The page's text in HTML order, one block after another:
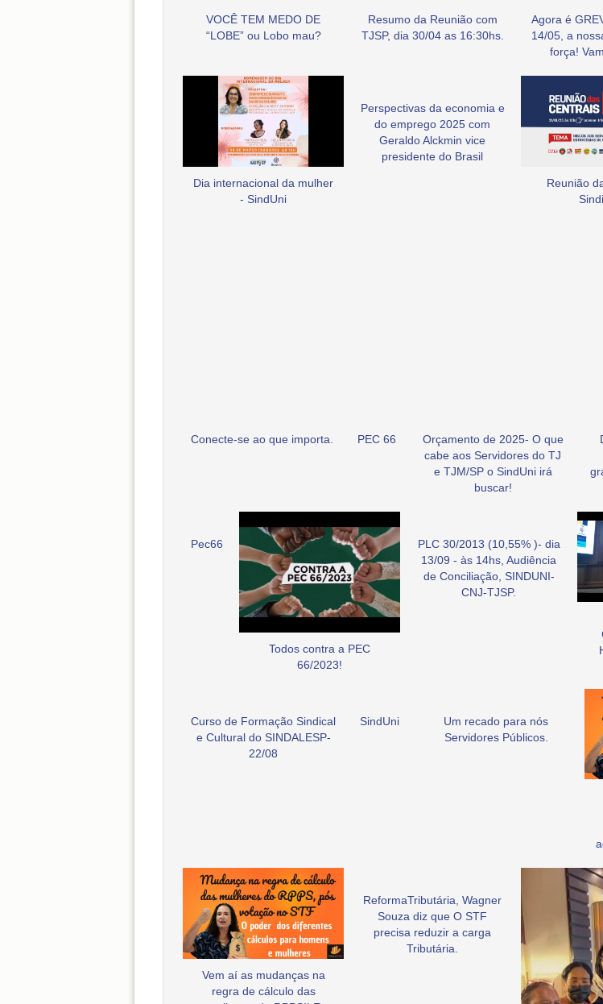
VOCÊ TEM MEDO DE
“LOBE” ou Lobo mau?
Resumo da Reunião com
TJSP, dia 30/04 as 16:30hs.
Agora é
14/05, a
força!
Dia internacional da mulher
- SindUni
Perspectivas da economia e
do emprego 2025 com
Geraldo Alckmin vice
presidente do Brasil
Reunião
Conecte-se ao que importa. PEC 66
Orçamento de 2025- O que
cabe aos Servidores do TJ
e TJM/SP o SindUni irá
buscar!
Pec66
Todos contra a PEC
66/2023!
PLC 30/2013 (10,55% )- dia
13/09 - às 14hs, Audiência
de Conciliação, SINDUNI-
CNJ-TJSP.
Curso de Formação Sindical
e Cultural do SINDALESP-
22/08
SindUni
Um recado para nós
Servidores Públicos.
Vem aí as mudanças na
regra de cálculo das
ReformaTributária, Wagner
Souza diz que O STF
precisa reduzir a carga
Tributária.